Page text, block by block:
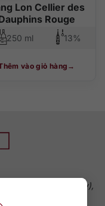
Lon Cellier des
Rouge
250 ml 13%
vào giỏ hàng
(Hải Đăng City),
phố Hà Nội